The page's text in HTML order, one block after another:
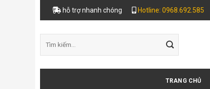
hỗ trợ nhanh chóng Hotline: 0968.692.585
kiếm:
TRANG CHỦ